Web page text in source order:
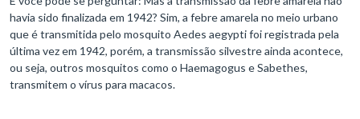
havia sido finalizada em 1942? Sim, a febre amarela no meio urbano
que é transmitida pelo mosquito Aedes aegypti foi registrada pela
última vez em 1942, porém, a transmissão silvestre ainda acontece,
ou seja, outros mosquitos como o Haemagogus e Sabethes,
transmitem o vírus para macacos.